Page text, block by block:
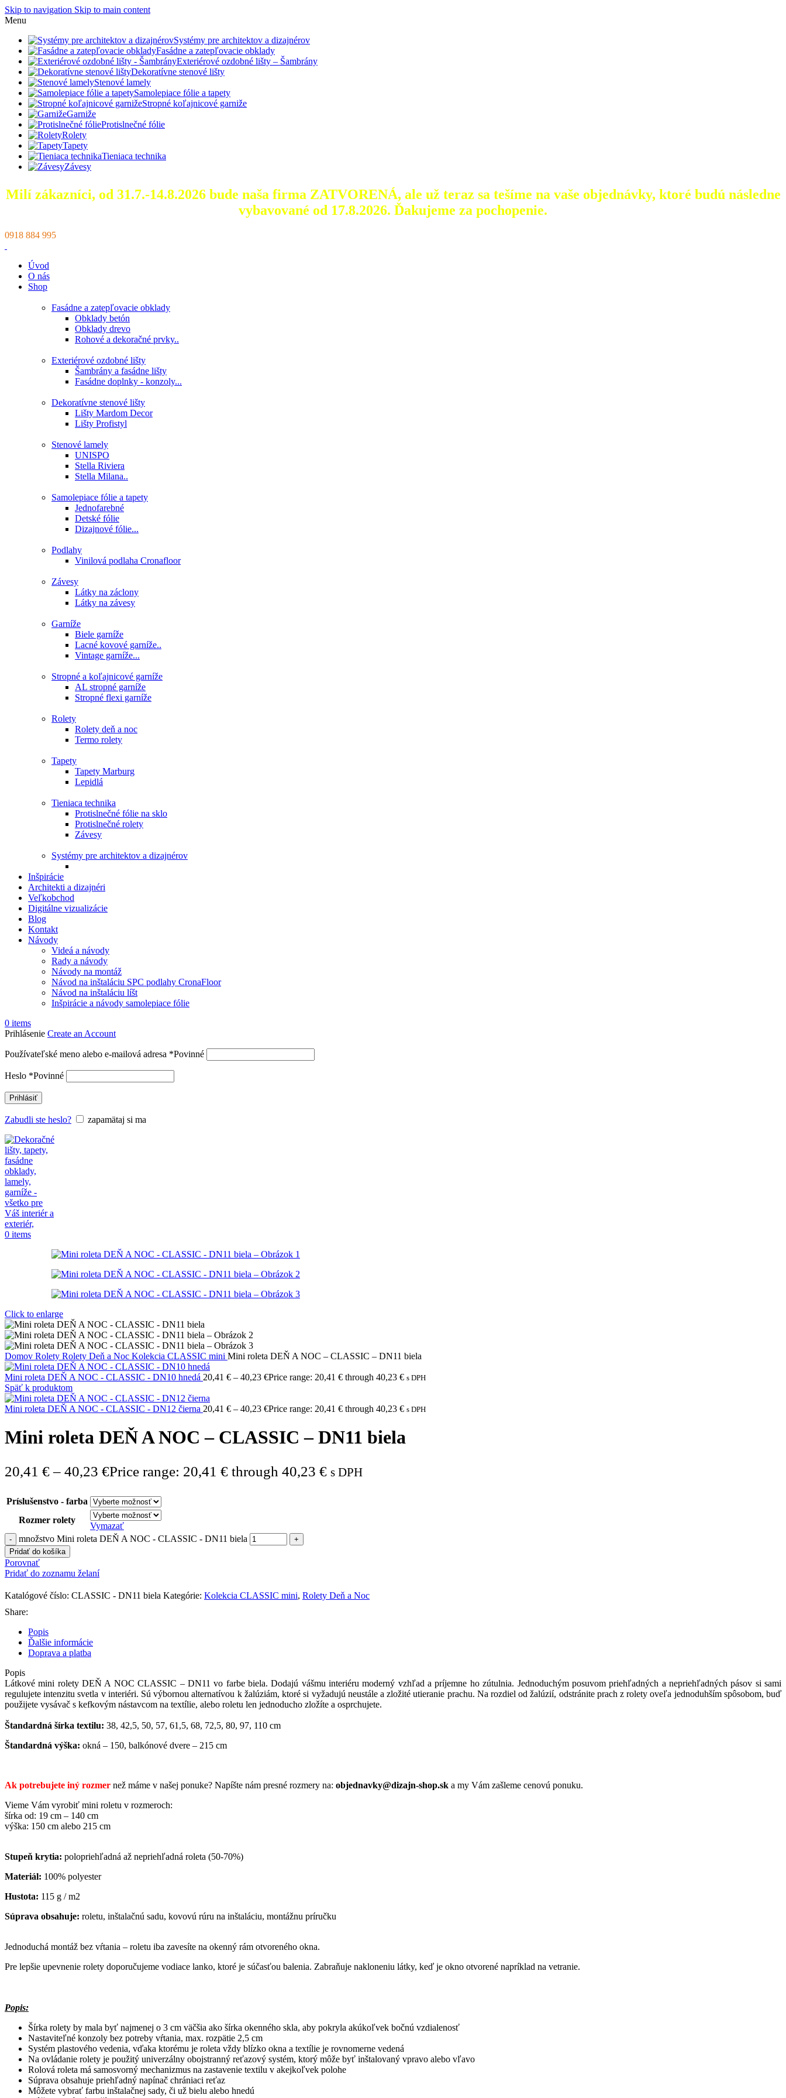
Skip to navigation Skip to main content
Menu
Systémy pre architektov a dizajnérov
Fasádne a zatepľovacie obklady
Exteriérové ozdobné lišty – Šambrány
Dekoratívne stenové lišty
Stenové lamely
Samolepiace fólie a tapety
Stropné koľajnicové garniže
Garniže
Protislnečné fólie
Rolety
Tapety
Tieniaca technika
Závesy
Milí zákazníci, od 31.7.-14.8.2026 bude naša firma ZATVORENÁ, ale už teraz sa tešíme na vaše objednávky, ktoré budú následne
vybavované od 17.8.2026. Ďakujeme za pochopenie.
0918 884 995
Úvod
O nás
Shop
Fasádne a zatepľovacie obklady
Obklady betón
Obklady drevo
Rohové a dekoračné prvky..
Exteriérové ozdobné lišty
Šambrány a fasádne lišty
Fasádne doplnky - konzoly...
Dekoratívne stenové lišty
Lišty Mardom Decor
Lišty Profistyl
Stenové lamely
UNISPO
Stella Riviera
Stella Milana..
Samolepiace fólie a tapety
Jednofarebné
Detské fólie
Dizajnové fólie...
Podlahy
Vinilová podlaha Cronafloor
Závesy
Látky na záclony
Látky na závesy
Garníže
Biele garníže
Lacné kovové garníže..
Vintage garníže...
Stropné a koľajnicové garníže
AL stropné garníže
Stropné flexi garníže
Rolety
Rolety deň a noc
Termo rolety
Tapety
Tapety Marburg
Lepidlá
Tieniaca technika
Protislnečné fólie na sklo
Protislnečné rolety
Závesy
Systémy pre architektov a dizajnérov
Inšpirácie
Architekti a dizajnéri
Veľkobchod
Digitálne vizualizácie
Blog
Kontakt
Návody
Videá a návody
Rady a návody
Návody na montáž
Návod na inštaláciu SPC podlahy CronaFloor
Návod na inštaláciu líšt
Inšpirácie a návody samolepiace fólie
0 items
Prihlásenie Create an Account
Používateľské meno alebo e-mailová adresa *Povinné
Heslo *Povinné
Prihlásiť
Zabudli ste heslo? zapamätaj si ma
0 items
Click to enlarge
Domov Rolety Rolety Deň a Noc Kolekcia CLASSIC mini Mini roleta DEŇ A NOC – CLASSIC – DN11 biela
Mini roleta DEŇ A NOC - CLASSIC - DN10 hnedá 20,41 € – 40,23 €Price range: 20,41 € through 40,23 € s DPH
Späť k produktom
Mini roleta DEŇ A NOC - CLASSIC - DN12 čierna 20,41 € – 40,23 €Price range: 20,41 € through 40,23 € s DPH
Mini roleta DEŇ A NOC – CLASSIC – DN11 biela
20,41 € – 40,23 €Price range: 20,41 € through 40,23 € s DPH
Príslušenstvo - farba
Rozmer rolety
Vymazať
množstvo Mini roleta DEŇ A NOC - CLASSIC - DN11 biela
Pridať do košíka
Porovnať
Pridať do zoznamu želaní
Katalógové číslo: CLASSIC - DN11 biela Kategórie: Kolekcia CLASSIC mini, Rolety Deň a Noc
Share:
Popis
Ďalšie informácie
Doprava a platba
Popis
Látkové mini roletyDEŇ A NOC CLASSIC – DN11 vo farbe biela. Dodajú vášmu interiéru moderný vzhľad a príjemne ho zútulnia. Jednoduchým posuvom priehľadných a nepriehľadných pásov si sami
regulujete intenzitu svetla v interiéri. Sú výbornou alternatívou k žalúziám, ktoré si vyžadujú neustále a zložité utieranie prachu. Na rozdiel od žalúzií, odstránite prach z rolety oveľa jednoduhším spôsobom, buď
použijete vysávač s kefkovým nástavcom na textílie, alebo roletu len jednoducho zložíte a osprchujete.
Štandardná šírka textilu: 38, 42,5, 50, 57, 61,5, 68, 72,5, 80, 97, 110 cm
Štandardná výška: okná – 150, balkónové dvere – 215 cm
Ak potrebujete iný rozmer než máme v našej ponuke? Napíšte nám presné rozmery na: objednavky@dizajn-shop.sk a my Vám zašleme cenovú ponuku.
Vieme Vám vyrobiť mini roletu v rozmeroch:
šírka od: 19 cm – 140 cm
výška: 150 cm alebo 215 cm
Stupeň krytia: polopriehľadná až nepriehľadná roleta (50-70%)
Materiál: 100% polyester
Hustota: 115 g / m2
Súprava obsahuje: roletu, inštalačnú sadu, kovovú rúru na inštaláciu, montážnu príručku
Jednoduchá montáž bez vŕtania – roletu iba zavesíte na okenný rám otvoreného okna.
Pre lepšie upevnenie rolety doporučujeme vodiace lanko, ktoré je súčasťou balenia. Zabraňuje nakloneniu látky, keď je okno otvorené napríklad na vetranie.
Popis:
Šírka rolety by mala byť najmenej o 3 cm väčšia ako šírka okenného skla, aby pokryla akúkoľvek bočnú vzdialenosť
Nastaviteľné konzoly bez potreby vŕtania, max. rozpätie 2,5 cm
Systém plastového vedenia, vďaka ktorému je roleta vždy blízko okna a textílie je rovnomerne vedená
Na ovládanie rolety je použitý univerzálny obojstranný reťazový systém, ktorý môže byť inštalovaný vpravo alebo vľavo
Rolová roleta má samosvorný mechanizmus na zastavenie textilu v akejkoľvek polohe
Súprava obsahuje priehľadný napínač chrániaci reťaz
Môžete vybrať farbu inštalačnej sady, či už bielu alebo hnedú